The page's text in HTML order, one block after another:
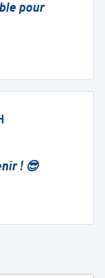
pour
! 😎